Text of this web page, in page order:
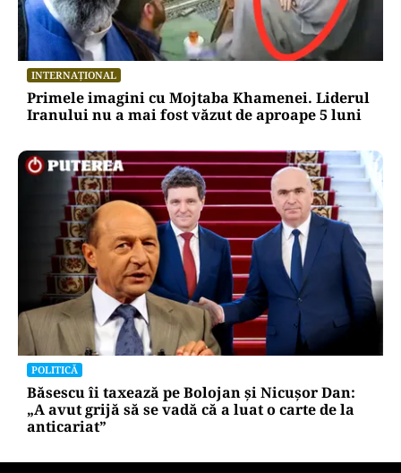
INTERNAȚIONAL
Primele imagini cu Mojtaba Khamenei. Liderul
Iranului nu a mai fost văzut de aproape 5 luni
POLITICĂ
Băsescu îi taxează pe Bolojan și Nicușor Dan:
„A avut grijă să se vadă că a luat o carte de la
anticariat”